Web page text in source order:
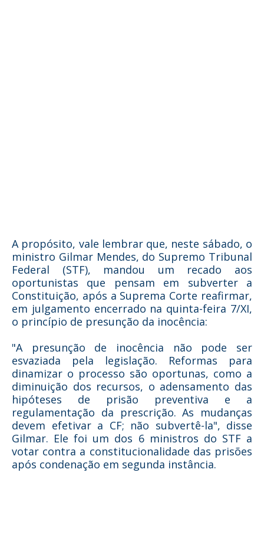
A propósito, vale lembrar que, neste sábado, o
ministro Gilmar Mendes, do Supremo Tribunal
Federal (STF), mandou um recado aos
oportunistas que pensam em subverter a
Constituição, após a Suprema Corte reafirmar,
em julgamento encerrado na quinta-feira 7/XI,
o princípio de presunção da inocência:
"A presunção de inocência não pode ser
esvaziada pela legislação. Reformas para
dinamizar o processo são oportunas, como a
diminuição dos recursos, o adensamento das
hipóteses de prisão preventiva e a
regulamentação da prescrição. As mudanças
devem efetivar a CF; não subvertê-la", disse
Gilmar. Ele foi um dos 6 ministros do STF a
votar contra a constitucionalidade das prisões
após condenação em segunda instância.